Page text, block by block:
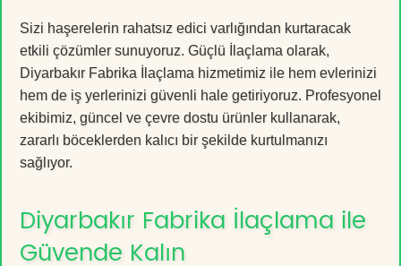
Sizi haşerelerin rahatsız edici varlığından kurtaracak
etkili çözümler sunuyoruz. Güçlü İlaçlama olarak,
Diyarbakır Fabrika İlaçlama hizmetimiz ile hem evlerinizi
hem de iş yerlerinizi güvenli hale getiriyoruz. Profesyonel
ekibimiz, güncel ve çevre dostu ürünler kullanarak,
zararlı böceklerden kalıcı bir şekilde kurtulmanızı
sağlıyor.
Diyarbakır Fabrika İlaçlama ile
Güvende Kalın